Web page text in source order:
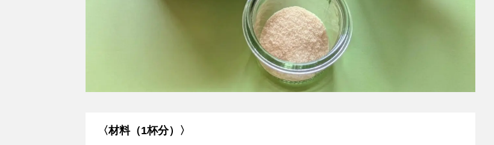
〈材料（1杯分）〉